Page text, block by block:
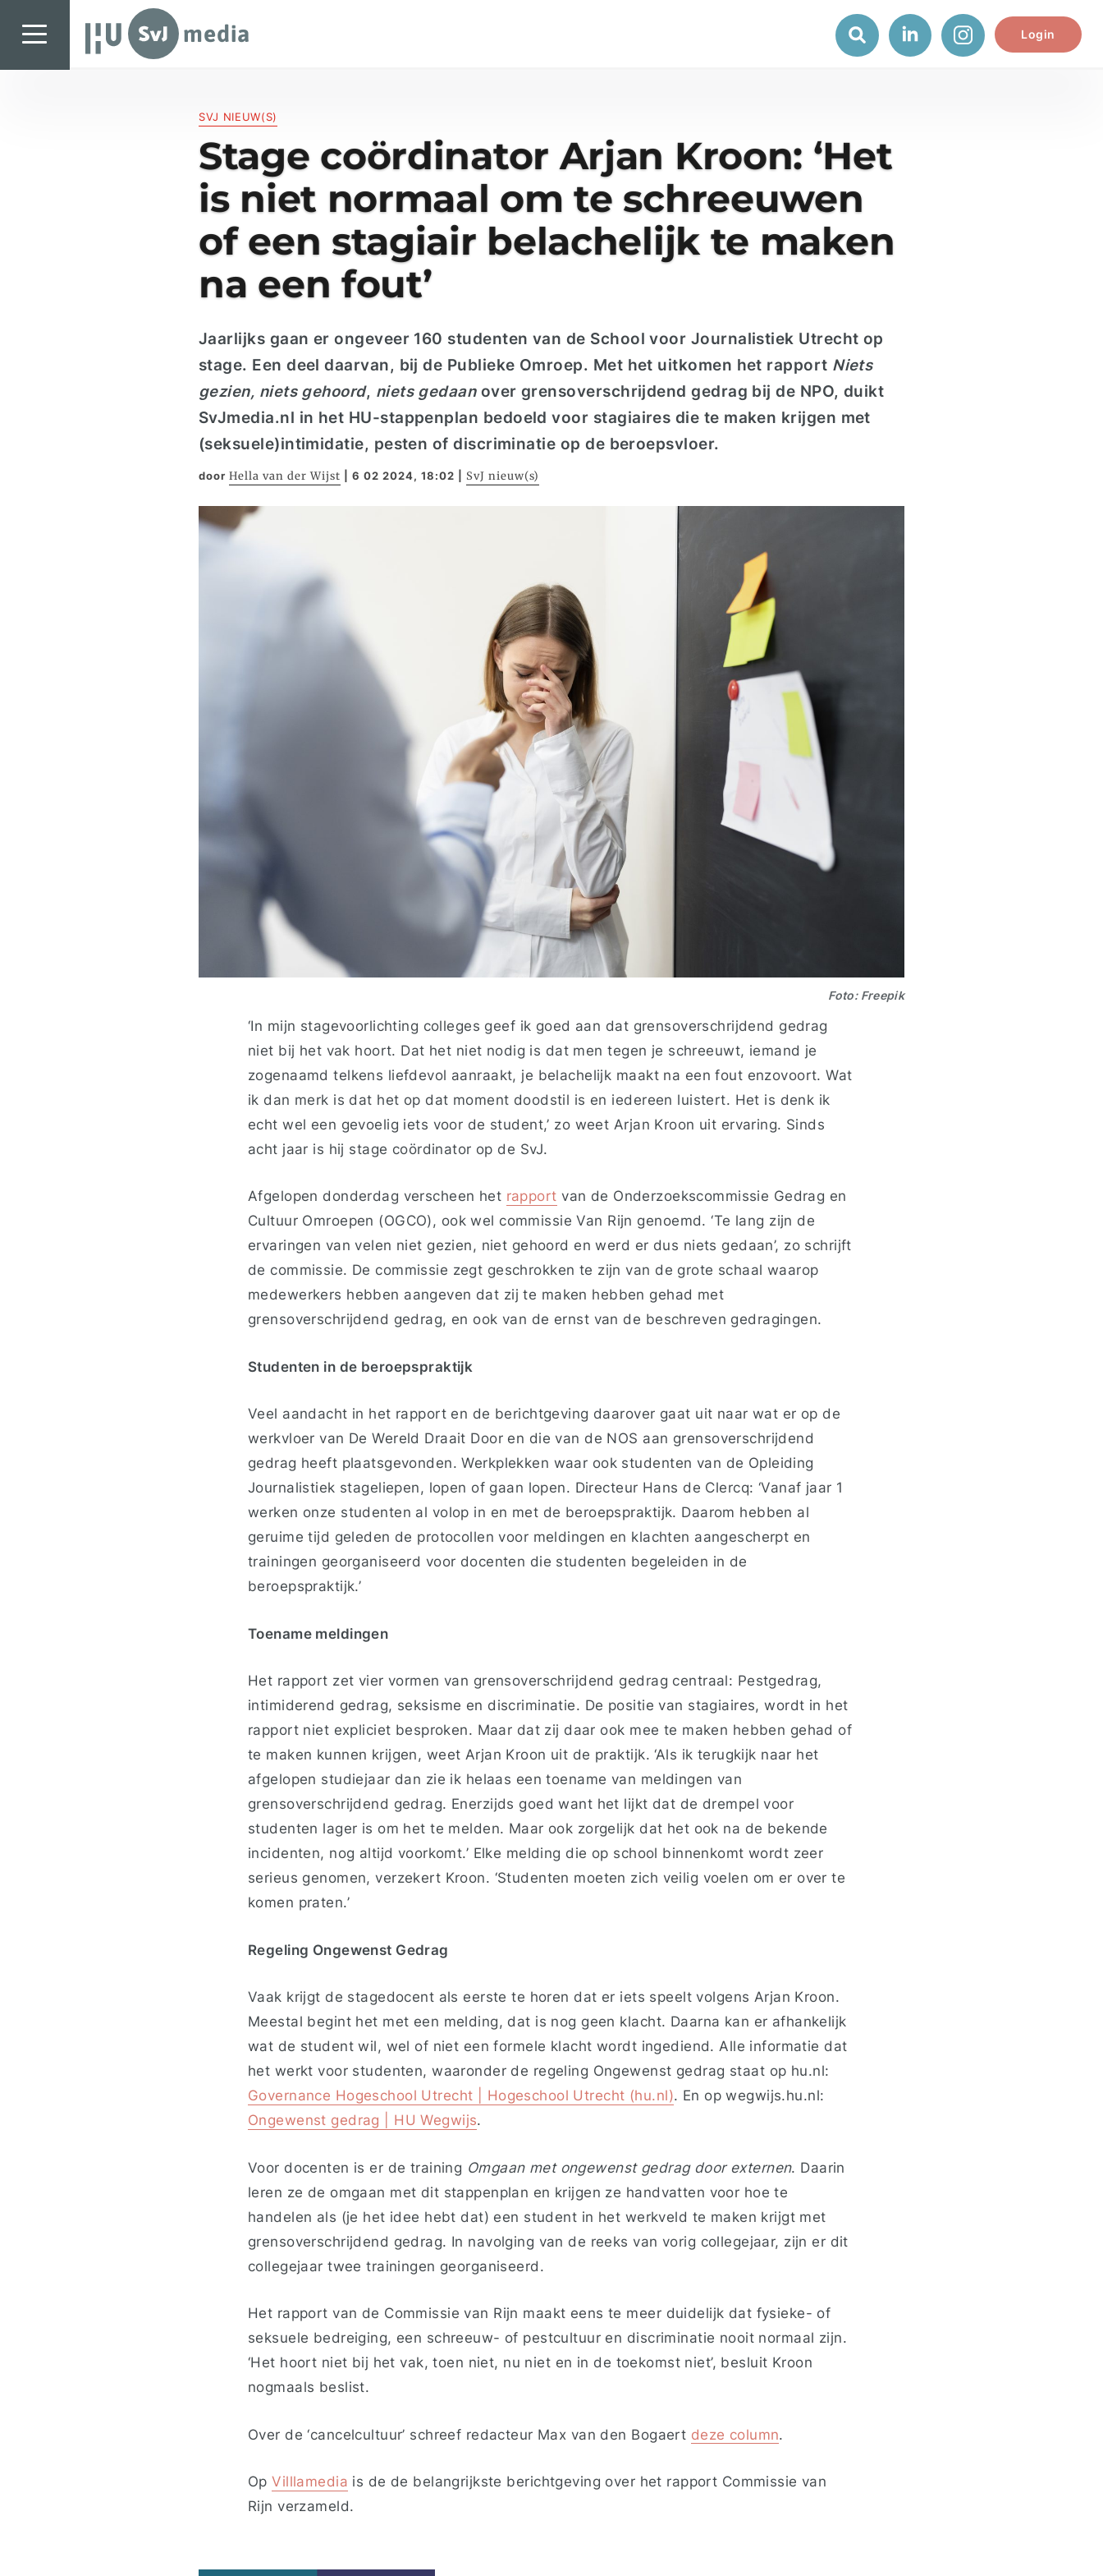
SvJ media Login
SVJ NIEUW(S)
Stage coördinator Arjan Kroon: ‘Het
is niet normaal om te schreeuwen
of een stagiair belachelijk te maken
na een fout’
Jaarlijks gaan er ongeveer 160 studenten van de School voor Journalistiek Utrecht op
stage. Een deel daarvan, bij de Publieke Omroep. Met het uitkomen het rapport Niets
gezien, niets gehoord, niets gedaanover grensoverschrijdend gedrag bij de NPO, duikt
SvJmedia.nl in het HU-stappenplan bedoeld voor stagiaires die te maken krijgen met
(seksuele)intimidatie, pesten of discriminatie op de beroepsvloer.
door Hella van der Wijst 6 02 2024, 18:02 SvJ nieuw(s)
Foto: Freepik
‘In mijn stagevoorlichting colleges geef ik goed aan dat grensoverschrijdend gedrag
niet bij het vak hoort. Dat het niet nodig is dat men tegen je schreeuwt, iemand je
zogenaamd telkens liefdevol aanraakt, je belachelijk maakt na een fout enzovoort. Wat
ik dan merk is dat het op dat moment doodstil is en iedereen luistert. Het is denk ik
echt wel een gevoelig iets voor de student,’ zo weet Arjan Kroon uit ervaring. Sinds
acht jaar is hij stage coördinator op de SvJ.
Afgelopen donderdag verscheen het rapport van de Onderzoekscommissie Gedrag en
Cultuur Omroepen (OGCO), ook wel commissie Van Rijn genoemd. ‘Te lang zijn de
ervaringen van velen niet gezien, niet gehoord en werd er dus niets gedaan’, zo schrijft
de commissie. De commissie zegt geschrokken te zijn van de grote schaal waarop
medewerkers hebben aangeven dat zij te maken hebben gehad met
grensoverschrijdend gedrag, en ook van de ernst van de beschreven gedragingen.
Studenten in de beroepspraktijk
Veel aandacht in het rapport en de berichtgeving daarover gaat uit naar wat er op de
werkvloer van De Wereld Draait Door en die van de NOS aan grensoverschrijdend
gedrag heeft plaatsgevonden. Werkplekken waar ook studenten van de Opleiding
Journalistiek stageliepen, lopen of gaan lopen. Directeur Hans de Clercq: ‘Vanaf jaar 1
werken onze studenten al volop in en met de beroepspraktijk. Daarom hebben al
geruime tijd geleden de protocollen voor meldingen en klachten aangescherpt en
trainingen georganiseerd voor docenten die studenten begeleiden in de
beroepspraktijk.’
Toename meldingen
Het rapport zet vier vormen van grensoverschrijdend gedrag centraal: Pestgedrag,
intimiderend gedrag, seksisme en discriminatie. De positie van stagiaires, wordt in het
rapport niet expliciet besproken. Maar dat zij daar ook mee te maken hebben gehad of
te maken kunnen krijgen, weet Arjan Kroon uit de praktijk. ‘Als ik terugkijk naar het
afgelopen studiejaar dan zie ik helaas een toename van meldingen van
grensoverschrijdend gedrag. Enerzijds goed want het lijkt dat de drempel voor
studenten lager is om het te melden. Maar ook zorgelijk dat het ook na de bekende
incidenten, nog altijd voorkomt.’ Elke melding die op school binnenkomt wordt zeer
serieus genomen, verzekert Kroon. ‘Studenten moeten zich veilig voelen om er over te
komen praten.’
Regeling Ongewenst Gedrag
Vaak krijgt de stagedocent als eerste te horen dat er iets speelt volgens Arjan Kroon.
Meestal begint het met een melding, dat is nog geen klacht. Daarna kan er afhankelijk
wat de student wil, wel of niet een formele klacht wordt ingediend. Alle informatie dat
het werkt voor studenten, waaronder de regeling Ongewenst gedrag staat op hu.nl:
Governance Hogeschool Utrecht | Hogeschool Utrecht (hu.nl). En op wegwijs.hu.nl:
Ongewenst gedrag | HU Wegwijs.
Voor docenten is er de training Omgaan met ongewenst gedrag door externen. Daarin
leren ze de omgaan met dit stappenplan en krijgen ze handvatten voor hoe te
handelen als (je het idee hebt dat) een student in het werkveld te maken krijgt met
grensoverschrijdend gedrag. In navolging van de reeks van vorig collegejaar, zijn er dit
collegejaar twee trainingen georganiseerd.
Het rapport van de Commissie van Rijn maakt eens te meer duidelijk dat fysieke- of
seksuele bedreiging, een schreeuw- of pestcultuur en discriminatie nooit normaal zijn.
‘Het hoort niet bij het vak, toen niet, nu niet en in de toekomst niet’, besluit Kroon
nogmaals beslist.
Over de ‘cancelcultuur’ schreef redacteur Max van den Bogaert deze column.
OpVilllamedia is de de belangrijkste berichtgeving over het rapport Commissie van
Rijn verzameld.
Specials & International
In de praktijk
Freelancebureau
Introductiefestival